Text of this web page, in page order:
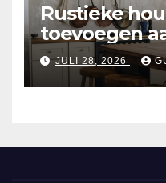
Rustieke
toevoegen
JULI 28, 2026